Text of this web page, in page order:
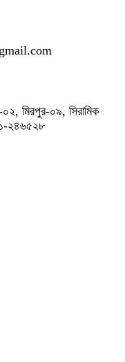
মিরপুর-০৯, সিরামিক
২৪৬৫২৮